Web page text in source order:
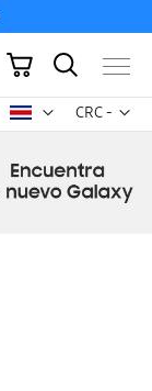
CRC -
colón
Mi carrito